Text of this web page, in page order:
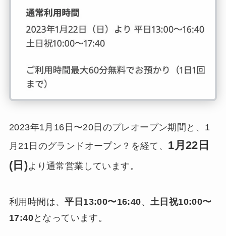
2023年1月16日〜20日のプレオープン期間と、1
月21日のグランドオープン？を経て、 1月22日
(日)より通常営業しています。
利用時間は、平日13:00〜16:40、 土日祝10:00〜
17:40となっています。